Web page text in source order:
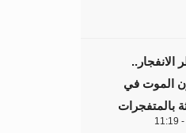
الانفجار..
الموت في
بالمتفجرات